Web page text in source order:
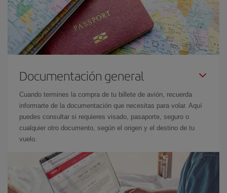
Documentación general
Cuando termines la compra de tu billete de avión, recuerda
informarte de la documentación que necesitas para volar. Aquí
puedes consultar si requieres visado, pasaporte, seguro o
cualquier otro documento, según el origen y el destino de tu
vuelo.